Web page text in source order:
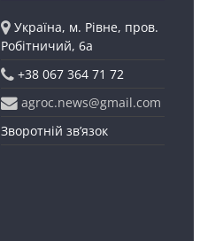
Україна, м. Рівне, пров.
Робітничий, 6а
+38 067 364 71 72
agroc.news@gmail.com
Зворотній зв’язок